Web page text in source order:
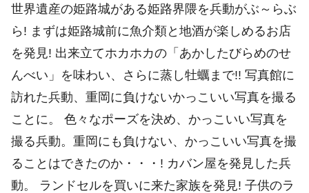
世界遺産の姫路城がある姫路界隈を兵動がぶ～らぶ
ら! まずは姫路城前に魚介類と地酒が楽しめるお店
を発見! 出来立てホカホカの「あかしたびらめのせ
んべい」を味わい、さらに蒸し牡蠣まで!! 写真館に
訪れた兵動、重岡に負けないかっこいい写真を撮る
ことに。 色々なポーズを決め、かっこいい写真を
撮る兵動。重岡にも負けない、かっこいい写真を撮
ることはできたのか・・・! カバン屋を発見した兵
動。 ランドセルを買いに来た家族を発見! 子供のラ